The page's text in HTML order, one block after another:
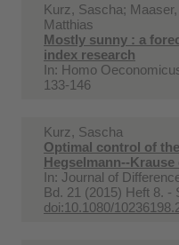
Kurz, Sascha;
Matthias
Mostly sunny : a
index research
In: Homo
133-146
Kurz, Sascha
Optimal control of
Hegselmann--
In: Journal of
Bd. 21 (2015) Heft 8. -
doi:10.1080/